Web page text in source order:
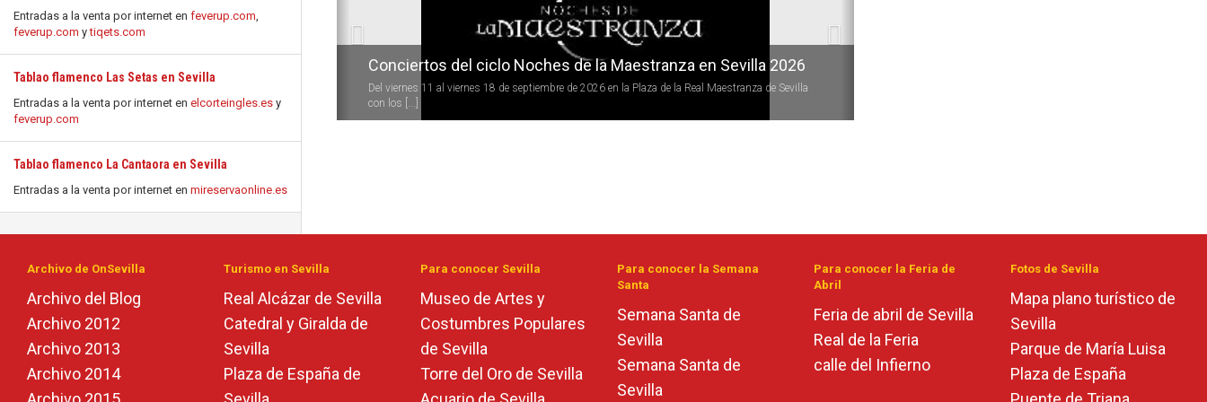
Entradas a la venta por internet en feverup.com,
feverup.com ytiqets.com
Tablao flamenco Las Setas en Sevilla
Entradas a la venta por internet en elcorteingles.es y
feverup.com
Tablao flamenco La Cantaora en Sevilla
Entradas a la venta por internet en mireservaonline.es
Conciertos del ciclo Noches de la Maestranza en Sevilla 2026
Del viernes 11 al viernes 18 de septiembre de 2026 en la Plaza de la Real Maestranza de Sevilla
con los [...]
Archivo de OnSevilla
Archivo del Blog
Archivo 2012
Archivo 2013
Archivo 2014
Turismo en Sevilla
Real Alcázar de Sevilla
Catedral y Giralda de
Sevilla
Plaza de España de
Para conocer Sevilla
Museo de Artes y
Costumbres Populares
de Sevilla
Torre del Oro de Sevilla
Para conocer la Semana
Santa
Semana Santa de
Sevilla
Semana Santa de
Sevilla
Para conocer la Feria de
Abril
Feria de abril de Sevilla
Real de la Feria
calle del Infierno
Fotos de Sevilla
Mapa plano turístico de
Sevilla
Parque de María Luisa
Plaza de España